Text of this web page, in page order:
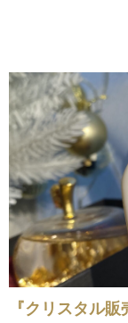
『クリスタル販